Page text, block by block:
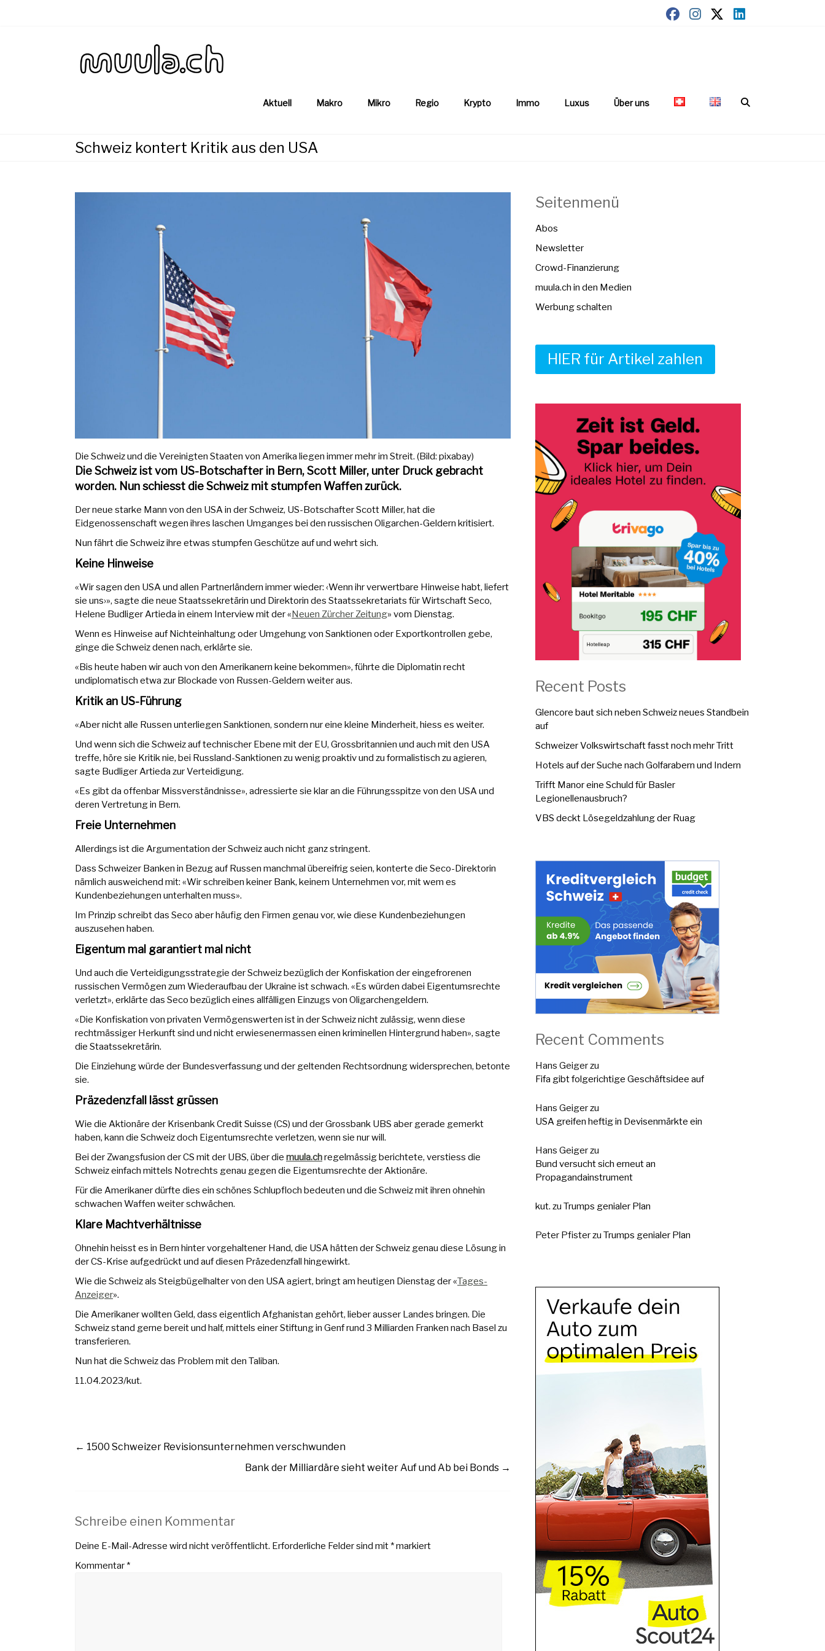
Aktuell Makro Mikro Regio Krypto Immo Luxus Über uns
Schweiz kontert Kritik aus den USA
Die Schweiz und die Vereinigten Staaten von Amerika liegen immer mehr im Streit. (Bild: pixabay)
Die Schweiz ist vom US-Botschafter in Bern, Scott Miller, unter Druck gebracht
worden. Nun schiesst die Schweiz mit stumpfen Waffen zurück.
Der neue starke Mann von den USA in der Schweiz, US-Botschafter Scott Miller, hat die
Eidgenossenschaft wegen ihres laschen Umganges bei den russischen Oligarchen-Geldern kritisiert.
Nun fährt die Schweiz ihre etwas stumpfen Geschütze auf und wehrt sich.
Keine Hinweise
«Wir sagen den USA und allen Partnerländern immer wieder: ‹Wenn ihr verwertbare Hinweise habt, liefert
sie uns›», sagte die neue Staatssekretärin und Direktorin des Staatssekretariats für Wirtschaft Seco,
Helene Budliger Artieda in einem Interview mit der «Neuen Zürcher Zeitung» vom Dienstag.
Wenn es Hinweise auf Nichteinhaltung oder Umgehung von Sanktionen oder Exportkontrollen gebe,
ginge die Schweiz denen nach, erklärte sie.
«Bis heute haben wir auch von den Amerikanern keine bekommen», führte die Diplomatin recht
undiplomatisch etwa zur Blockade von Russen-Geldern weiter aus.
Kritik an US-Führung
«Aber nicht alle Russen unterliegen Sanktionen, sondern nur eine kleine Minderheit, hiess es weiter.
Und wenn sich die Schweiz auf technischer Ebene mit der EU, Grossbritannien und auch mit den USA
treffe, höre sie Kritik nie, bei Russland-Sanktionen zu wenig proaktiv und zu formalistisch zu agieren,
sagte Budliger Artieda zur Verteidigung.
«Es gibt da offenbar Missverständnisse», adressierte sie klar an die Führungsspitze von den USA und
deren Vertretung in Bern.
Freie Unternehmen
Allerdings ist die Argumentation der Schweiz auch nicht ganz stringent.
Dass Schweizer Banken in Bezug auf Russen manchmal übereifrig seien, konterte die Seco-Direktorin
nämlich ausweichend mit: «Wir schreiben keiner Bank, keinem Unternehmen vor, mit wem es
Kundenbeziehungen unterhalten muss».
Im Prinzip schreibt das Seco aber häufig den Firmen genau vor, wie diese Kundenbeziehungen
auszusehen haben.
Eigentum mal garantiert mal nicht
Und auch die Verteidigungsstrategie der Schweiz bezüglich der Konfiskation der eingefrorenen
russischen Vermögen zum Wiederaufbau der Ukraine ist schwach. «Es würden dabei Eigentumsrechte
verletzt», erklärte das Seco bezüglich eines allfälligen Einzugs von Oligarchengeldern.
«Die Konfiskation von privaten Vermögenswerten ist in der Schweiz nicht zulässig, wenn diese
rechtmässiger Herkunft sind und nicht erwiesenermassen einen kriminellen Hintergrund haben», sagte
die Staatssekretärin.
Die Einziehung würde der Bundesverfassung und der geltenden Rechtsordnung widersprechen, betonte
sie.
Präzedenzfall lässt grüssen
Wie die Aktionäre der Krisenbank Credit Suisse (CS) und der Grossbank UBS aber gerade gemerkt
haben, kann die Schweiz doch Eigentumsrechte verletzen, wenn sie nur will.
Bei der Zwangsfusion der CS mit der UBS, über die muula.chregelmässig berichtete, verstiess die
Schweiz einfach mittels Notrechts genau gegen die Eigentumsrechte der Aktionäre.
Für die Amerikaner dürfte dies ein schönes Schlupfloch bedeuten und die Schweiz mit ihren ohnehin
schwachen Waffen weiter schwächen.
Klare Machtverhältnisse
Ohnehin heisst es in Bern hinter vorgehaltener Hand, die USA hätten der Schweiz genau diese Lösung in
der CS-Krise aufgedrückt und auf diesen Präzedenzfall hingewirkt.
Wie die Schweiz als Steigbügelhalter von den USA agiert, bringt am heutigen Dienstag der «Tages-
Anzeiger».
Die Amerikaner wollten Geld, dass eigentlich Afghanistan gehört, lieber ausser Landes bringen. Die
Schweiz stand gerne bereit und half, mittels einer Stiftung in Genf rund 3 Milliarden Franken nach Basel zu
transferieren.
Nun hat die Schweiz das Problem mit den Taliban.
11.04.2023/kut.
← 1500 Schweizer Revisionsunternehmen verschwunden
Bank der Milliardäre sieht weiter Auf und Ab bei Bonds →
Schreibe einen Kommentar
Deine E-Mail-Adresse wird nicht veröffentlicht. Erforderliche Felder sind mit*markiert
Kommentar*
Seitenmenü
Abos
Newsletter
Crowd-Finanzierung
muula.ch in den Medien
Werbung schalten
HIER für Artikel zahlen
Recent Posts
Glencore baut sich neben Schweiz neues Standbein
auf
Schweizer Volkswirtschaft fasst noch mehr Tritt
Hotels auf der Suche nach Golfarabern und Indern
Trifft Manor eine Schuld für Basler
Legionellenausbruch?
VBS deckt Lösegeldzahlung der Ruag
Recent Comments
Hans Geigerzu
Fifa gibt folgerichtige Geschäftsidee auf
Hans Geigerzu
USA greifen heftig in Devisenmärkte ein
Hans Geigerzu
Bund versucht sich erneut an
Propagandainstrument
kut. zu Trumps genialer Plan
Peter Pfisterzu Trumps genialer Plan